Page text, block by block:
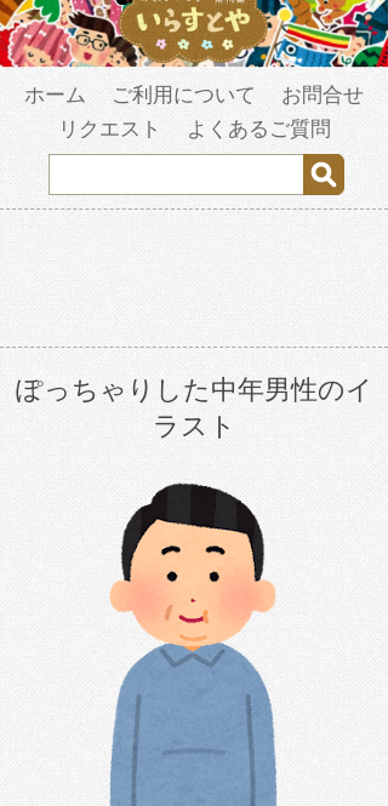
ホーム ご利用について
お問合せ
リクエスト
よくあるご質問
ぽっちゃりした中年男性のイ
ラスト